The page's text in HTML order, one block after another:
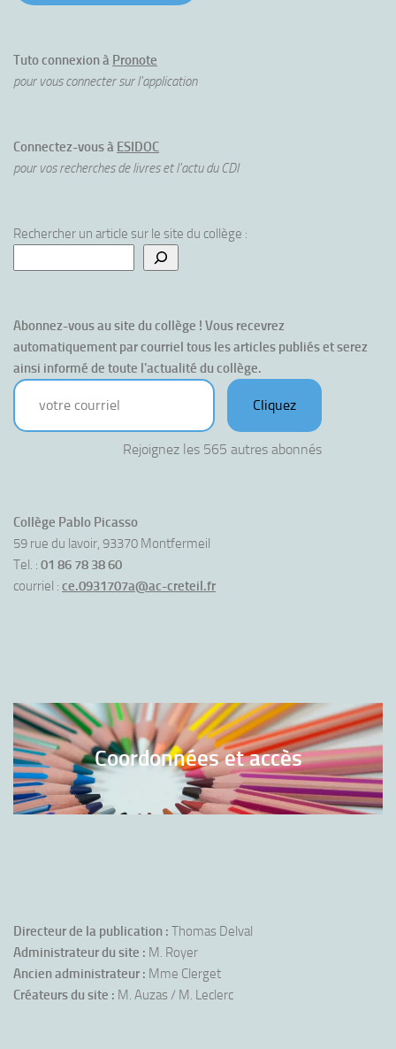
Tuto connexion à Pronote
pour vous connecter sur l'application
Connectez-vous à ESIDOC
pour vos recherches de livres et l'actu du CDI
Rechercher un article sur le site du collège :
Abonnez-vous au site du collège ! Vous recevrez
automatiquement par courriel tous les articles publiés et serez
ainsi informé de toute l'actualité du collège.
votre courriel
Cliquez
Rejoignez les 565 autres abonnés
Collège Pablo Picasso
59 rue du lavoir, 93370 Montfermeil
Tel. : 01 86 78 38 60
courriel : ce.0931707a@ac-creteil.fr
Coordonnées et accès
Directeur de la publication : Thomas Delval
Administrateur du site : M. Royer
Ancien administrateur : Mme Clerget
Créateurs du site : M. Auzas / M. Leclerc